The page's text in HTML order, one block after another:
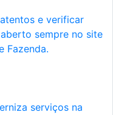
e verificar
sempre no site
Fazenda.
serviços na